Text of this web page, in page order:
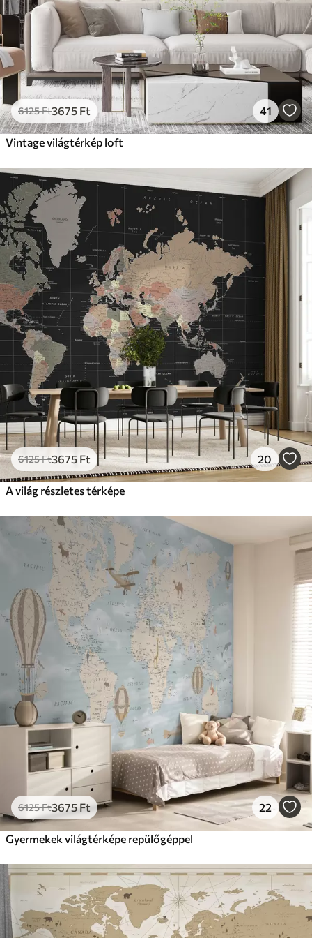
Prémium vinil
18208 10925Ft/m²
Peel and Stick
2266613600Ft/m²
6125Ft3675 Ft 41
Vintage világtérkép loft
6125Ft3675 Ft 20
A világ részletes térképe
6125Ft3675Ft 22
Gyermekek világtérképe repülőgéppel